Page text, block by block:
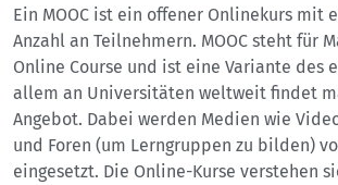
Ein MOOC ist ein offener Onlinekurs mit
Anzahl an Teilnehmern. MOOC steht für
Online Course und ist eine Variante des
allem an Universitäten weltweit findet
Angebot. Dabei werden Medien wie
und Foren (um Lerngruppen zu bilden)
eingesetzt. Die Online-Kurse verstehen